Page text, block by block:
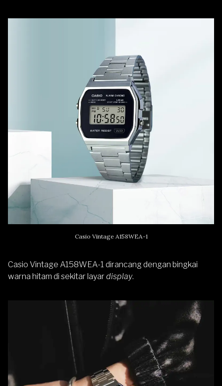
Casio Vintage A158WEA-1
Casio Vintage A158WEA-1 dirancang dengan bingkai
warna hitam di sekitar layar display.